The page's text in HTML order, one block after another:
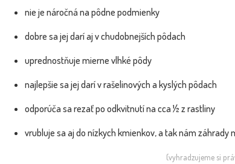
NOVINKADráč
thunbergii
nie je náročná na pôdne podmienky
dobre sa jej darí aj v chudobnejších pôdach
uprednostňuje mierne vlhké pôdy
najlepšie sa jej darí v rašelinových a kyslých pôdach
odporúča sa rezať po odkvitnutí na cca ½ z rastliny
vrubluje sa aj do nízkych kmienkov, a tak nám
(vyhradzujeme si